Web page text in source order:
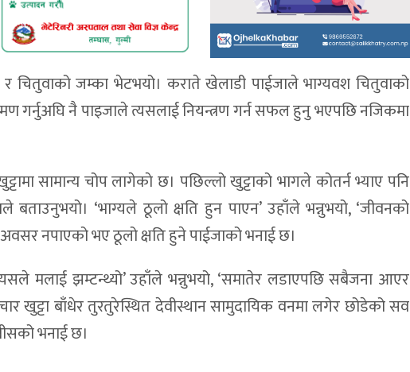
चितुवाको जम्का भेटभयो। कराते खेलाडी पाईजाले भाग्यवश चितुवाको
गर्नुअघि नै पाइजाले त्यसलाई नियन्त्रण गर्न सफल हुनु भएपछि नजिकमा
सामान्य चोप लागेकाे छ। पछिल्लो खुट्टाको भागले कोतर्न भ्याए पनि
‘भाग्यले ठूलो क्षति हुन पाएन’ उहाँले भन्नुभयो, ‘जीवनको
अवसर नपाएको भए ठूलो क्षति हुने पाईजाको भनाई छ।
मलाई झम्टन्थ्यो’ उहाँले भन्नुभयो, ‘समातेर लडाएपछि सबैजना आएर
खुट्टा बाँधेर तुरतुरेस्थित देवीस्थान सामुदायिक वनमा लगेर छोडेको सव
भनाई छ।